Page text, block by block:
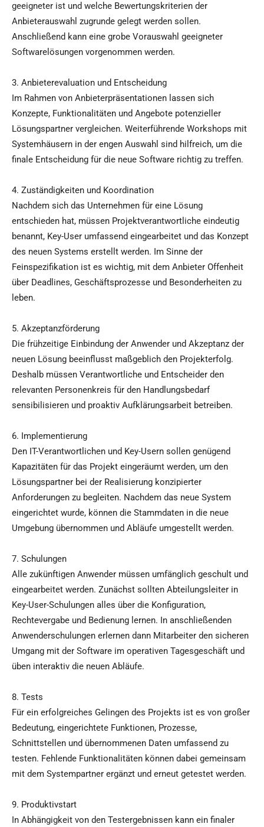
geeigneter ist und welche Bewertungskriterien der
Anbieterauswahl zugrunde gelegt werden sollen.
Anschließend kann eine grobe Vorauswahl geeigneter
Softwarelösungen vorgenommen werden.
3. Anbieterevaluation und Entscheidung
Im Rahmen von Anbieterpräsentationen lassen sich
Konzepte, Funktionalitäten und Angebote potenzieller
Lösungspartner vergleichen. Weiterführende Workshops mit
Systemhäusern in der engen Auswahl sind hilfreich, um die
finale Entscheidung für die neue Software richtig zu treffen.
4. Zuständigkeiten und Koordination
Nachdem sich das Unternehmen für eine Lösung
entschieden hat, müssen Projektverantwortliche eindeutig
benannt, Key-User umfassend eingearbeitet und das Konzept
des neuen Systems erstellt werden. Im Sinne der
Feinspezifikation ist es wichtig, mit dem Anbieter Offenheit
über Deadlines, Geschäftsprozesse und Besonderheiten zu
leben.
5. Akzeptanzförderung
Die frühzeitige Einbindung der Anwender und Akzeptanz der
neuen Lösung beeinflusst maßgeblich den Projekterfolg.
Deshalb müssen Verantwortliche und Entscheider den
relevanten Personenkreis für den Handlungsbedarf
sensibilisieren und proaktiv Aufklärungsarbeit betreiben.
6. Implementierung
Den IT-Verantwortlichen und Key-Usern sollen genügend
Kapazitäten für das Projekt eingeräumt werden, um den
Lösungspartner bei der Realisierung konzipierter
Anforderungen zu begleiten. Nachdem das neue System
eingerichtet wurde, können die Stammdaten in die neue
Umgebung übernommen und Abläufe umgestellt werden.
7. Schulungen
Alle zukünftigen Anwender müssen umfänglich geschult und
eingearbeitet werden. Zunächst sollten Abteilungsleiter in
Key-User-Schulungen alles über die Konfiguration,
Rechtevergabe und Bedienung lernen. In anschließenden
Anwenderschulungen erlernen dann Mitarbeiter den sicheren
Umgang mit der Software im operativen Tagesgeschäft und
üben interaktiv die neuen Abläufe.
8. Tests
Für ein erfolgreiches Gelingen des Projekts ist es von großer
Bedeutung, eingerichtete Funktionen, Prozesse,
Schnittstellen und übernommenen Daten umfassend zu
testen. Fehlende Funktionalitäten können dabei gemeinsam
mit dem Systempartner ergänzt und erneut getestet werden.
9. Produktivstart
In Abhängigkeit von den Testergebnissen kann ein finaler